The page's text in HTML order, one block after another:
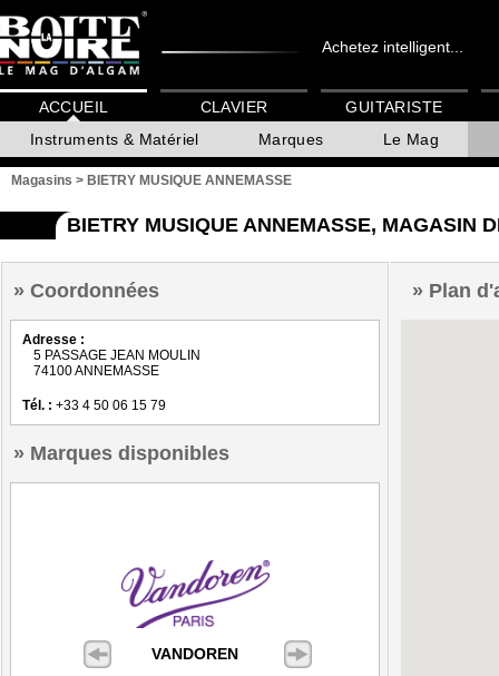
Achetez intelligent...
ACCUEIL
Instruments & Matériel
Marques Le Mag
CLAVIER GUITARISTE
Magasins > BIETRY MUSIQUE ANNEMASSE
BIETRY MUSIQUE ANNEMASSE, MAGASIN
Coordonnées
Adresse :
5 PASSAGE JEAN MOULIN
74100 ANNEMASSE
Tél. : +33 4 50 06 15 79
Marques disponibles
VANDOREN
Plan